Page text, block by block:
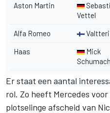
Aston Martin
Vettel
Alfa Romeo
Haas
Mick
Er staat een aantal
rol. Zo heeft Mercedes
plotselinge afscheid van